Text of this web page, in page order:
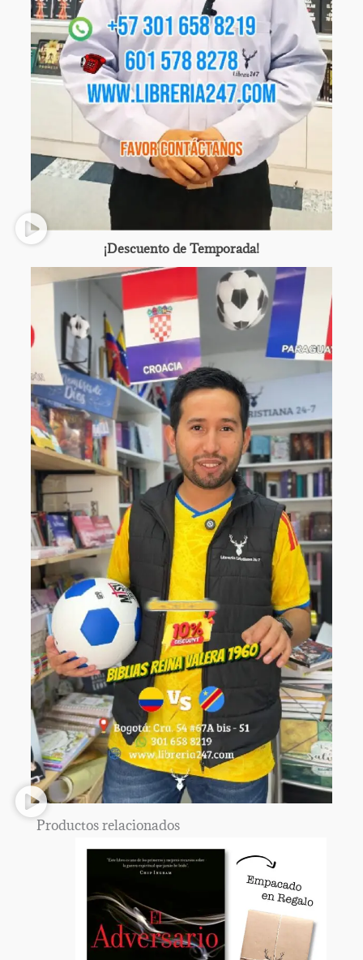
¡Descuento de Temporada!
Productos relacionados